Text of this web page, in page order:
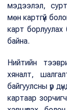
мэдээлэл,
мөн картгүй
карт борлуулах
байна.
Нийтийн
хяналт,
байгуулсны үр
картаар